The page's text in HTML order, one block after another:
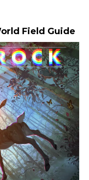
Field Guide